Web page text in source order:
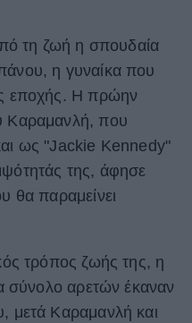
τη ζωή η σπουδαία
η γυναίκα που
εποχής. Η πρώην
Καραμανλή, που
ως "Jackie Kennedy"
της, άφησε
θα παραμείνει
τρόπος ζωής της, η
σύνολο αρετών έκαναν
μετά Καραμανλή και